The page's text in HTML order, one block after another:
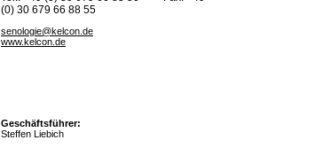
(0) 30 679 66 88 55
senologie@kelcon.de
www.kelcon.de
Geschäftsführer:
Steffen Liebich